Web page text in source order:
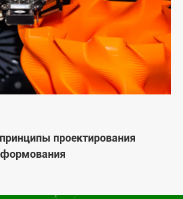
проектирования
формования